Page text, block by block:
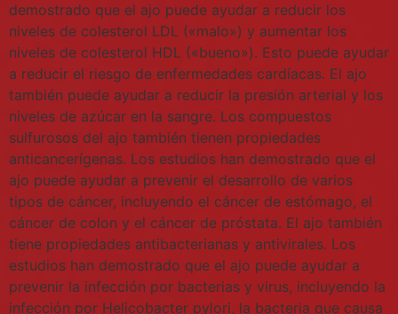
demostrado que el ajo puede ayudar a reducir los
niveles de colesterol LDL («malo») y aumentar los
niveles de colesterol HDL («bueno»). Esto puede ayudar
a reducir el riesgo de enfermedades cardíacas. El ajo
también puede ayudar a reducir la presión arterial y los
niveles de azúcar en la sangre. Los compuestos
sulfurosos del ajo también tienen propiedades
anticancerígenas. Los estudios han demostrado que el
ajo puede ayudar a prevenir el desarrollo de varios
tipos de cáncer, incluyendo el cáncer de estómago, el
cáncer de colon y el cáncer de próstata. El ajo también
tiene propiedades antibacterianas y antivirales. Los
estudios han demostrado que el ajo puede ayudar a
prevenir la infección por bacterias y virus, incluyendo la
infección por Helicobacter pylori, la bacteria que causa